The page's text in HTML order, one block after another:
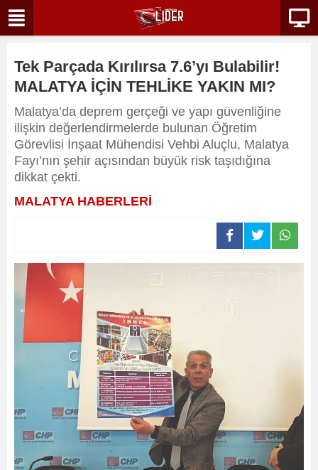
Tek Parçada Kırılırsa 7.6’yı Bulabilir!
MALATYA İÇİN TEHLİKE YAKIN MI?
Malatya’da deprem gerçeği ve yapı güvenliğine
ilişkin değerlendirmelerde bulunan Öğretim
Görevlisi İnşaat Mühendisi Vehbi Aluçlu, Malatya
Fayı’nın şehir açısından büyük risk taşıdığına
dikkat çekti.
MALATYA HABERLERİ